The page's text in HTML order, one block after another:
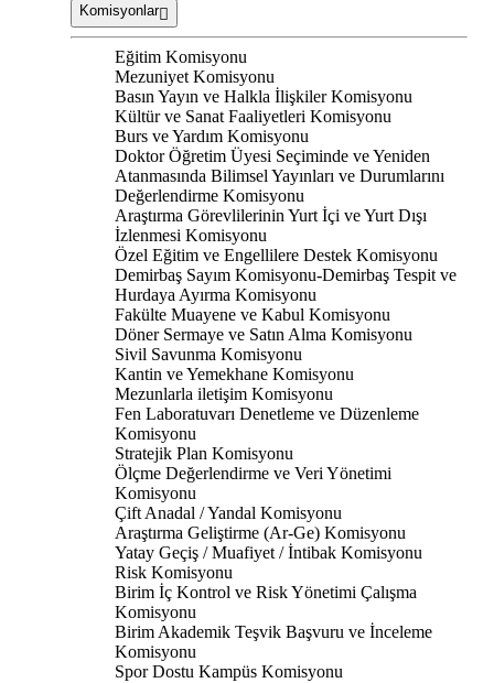
Komisyonlar
Eğitim Komisyonu
Mezuniyet Komisyonu
Basın Yayın ve Halkla İlişkiler Komisyonu
Kültür ve Sanat Faaliyetleri Komisyonu
Burs ve Yardım Komisyonu
Doktor Öğretim Üyesi Seçiminde ve Yeniden
Atanmasında Bilimsel Yayınları ve Durumlarını
Değerlendirme Komisyonu
Araştırma Görevlilerinin Yurt İçi ve Yurt Dışı
İzlenmesi Komisyonu
Özel Eğitim ve Engellilere Destek Komisyonu
Demirbaş Sayım Komisyonu-Demirbaş Tespit ve
Hurdaya Ayırma Komisyonu
Fakülte Muayene ve Kabul Komisyonu
Döner Sermaye ve Satın Alma Komisyonu
Sivil Savunma Komisyonu
Kantin ve Yemekhane Komisyonu
Mezunlarla iletişim Komisyonu
Fen Laboratuvarı Denetleme ve Düzenleme
Komisyonu
Stratejik Plan Komisyonu
Ölçme Değerlendirme ve Veri Yönetimi
Komisyonu
Çift Anadal / Yandal Komisyonu
Araştırma Geliştirme (Ar-Ge) Komisyonu
Yatay Geçiş / Muafiyet / İntibak Komisyonu
Risk Komisyonu
Birim İç Kontrol ve Risk Yönetimi Çalışma
Komisyonu
Birim Akademik Teşvik Başvuru ve İnceleme
Komisyonu
Spor Dostu Kampüs Komisyonu